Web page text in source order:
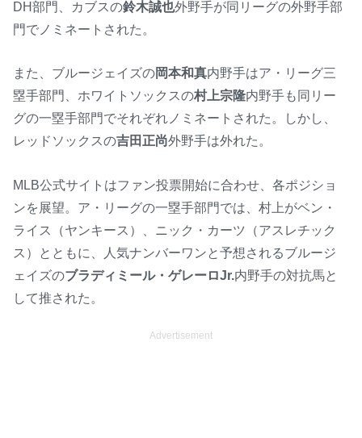
DH部門、カブスの鈴木誠也外野手が同リーグの外野手部
門でノミネートされた。
また、ブルージェイズの岡本和真内野手はア・リーグ三
塁手部門、ホワイトソックスの村上宗隆内野手も同リー
グの一塁手部門でそれぞれノミネートされた。しかし、
レッドソックスの吉田正尚外野手は外れた。
MLB公式サイトはファン投票開始に合わせ、各ポジショ
ンを展望。ア・リーグの一塁手部門では、村上がベン・
ライス（ヤンキース）、ニック・カーツ（アスレチック
ス）とともに、人気ナンバーワンと予想されるブルージ
ェイズのブラディミール・ゲレーロJr.内野手の対抗馬と
して推された。
Advertisement